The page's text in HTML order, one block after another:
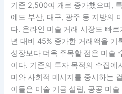
기준 2,500여 개로 증가했으며,
에도 부산, 대구, 광주 등 지방의
다. 온라인 미술 거래 시장도 빠
년 대비 45% 증가한 거래액을 기
성장보다 더욱 주목할 점은 미술
이다. 기존의 투자 목적의 수집에
미와 사회적 메시지를 중시하는
이들은 미술 기금 설립, 공공 미